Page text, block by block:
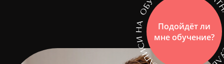
Подойдёт ли
мне обучение?